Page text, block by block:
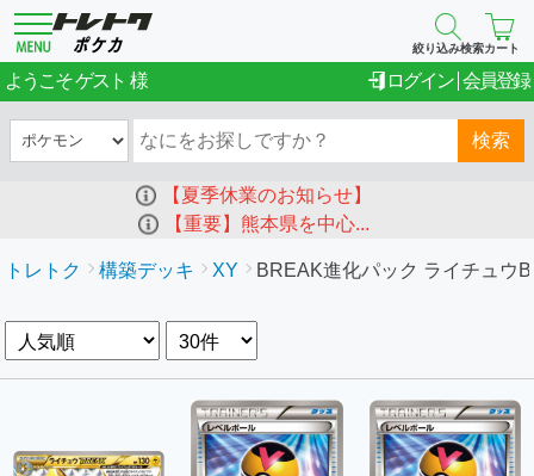
絞り込み検索カート
ようこそゲスト ログイン 会員登録
検索
【夏季休業のお知らせ】
【重要】熊本県を中心...
トレトク 構築デッキ XY BREAK進化パック ライチュウ